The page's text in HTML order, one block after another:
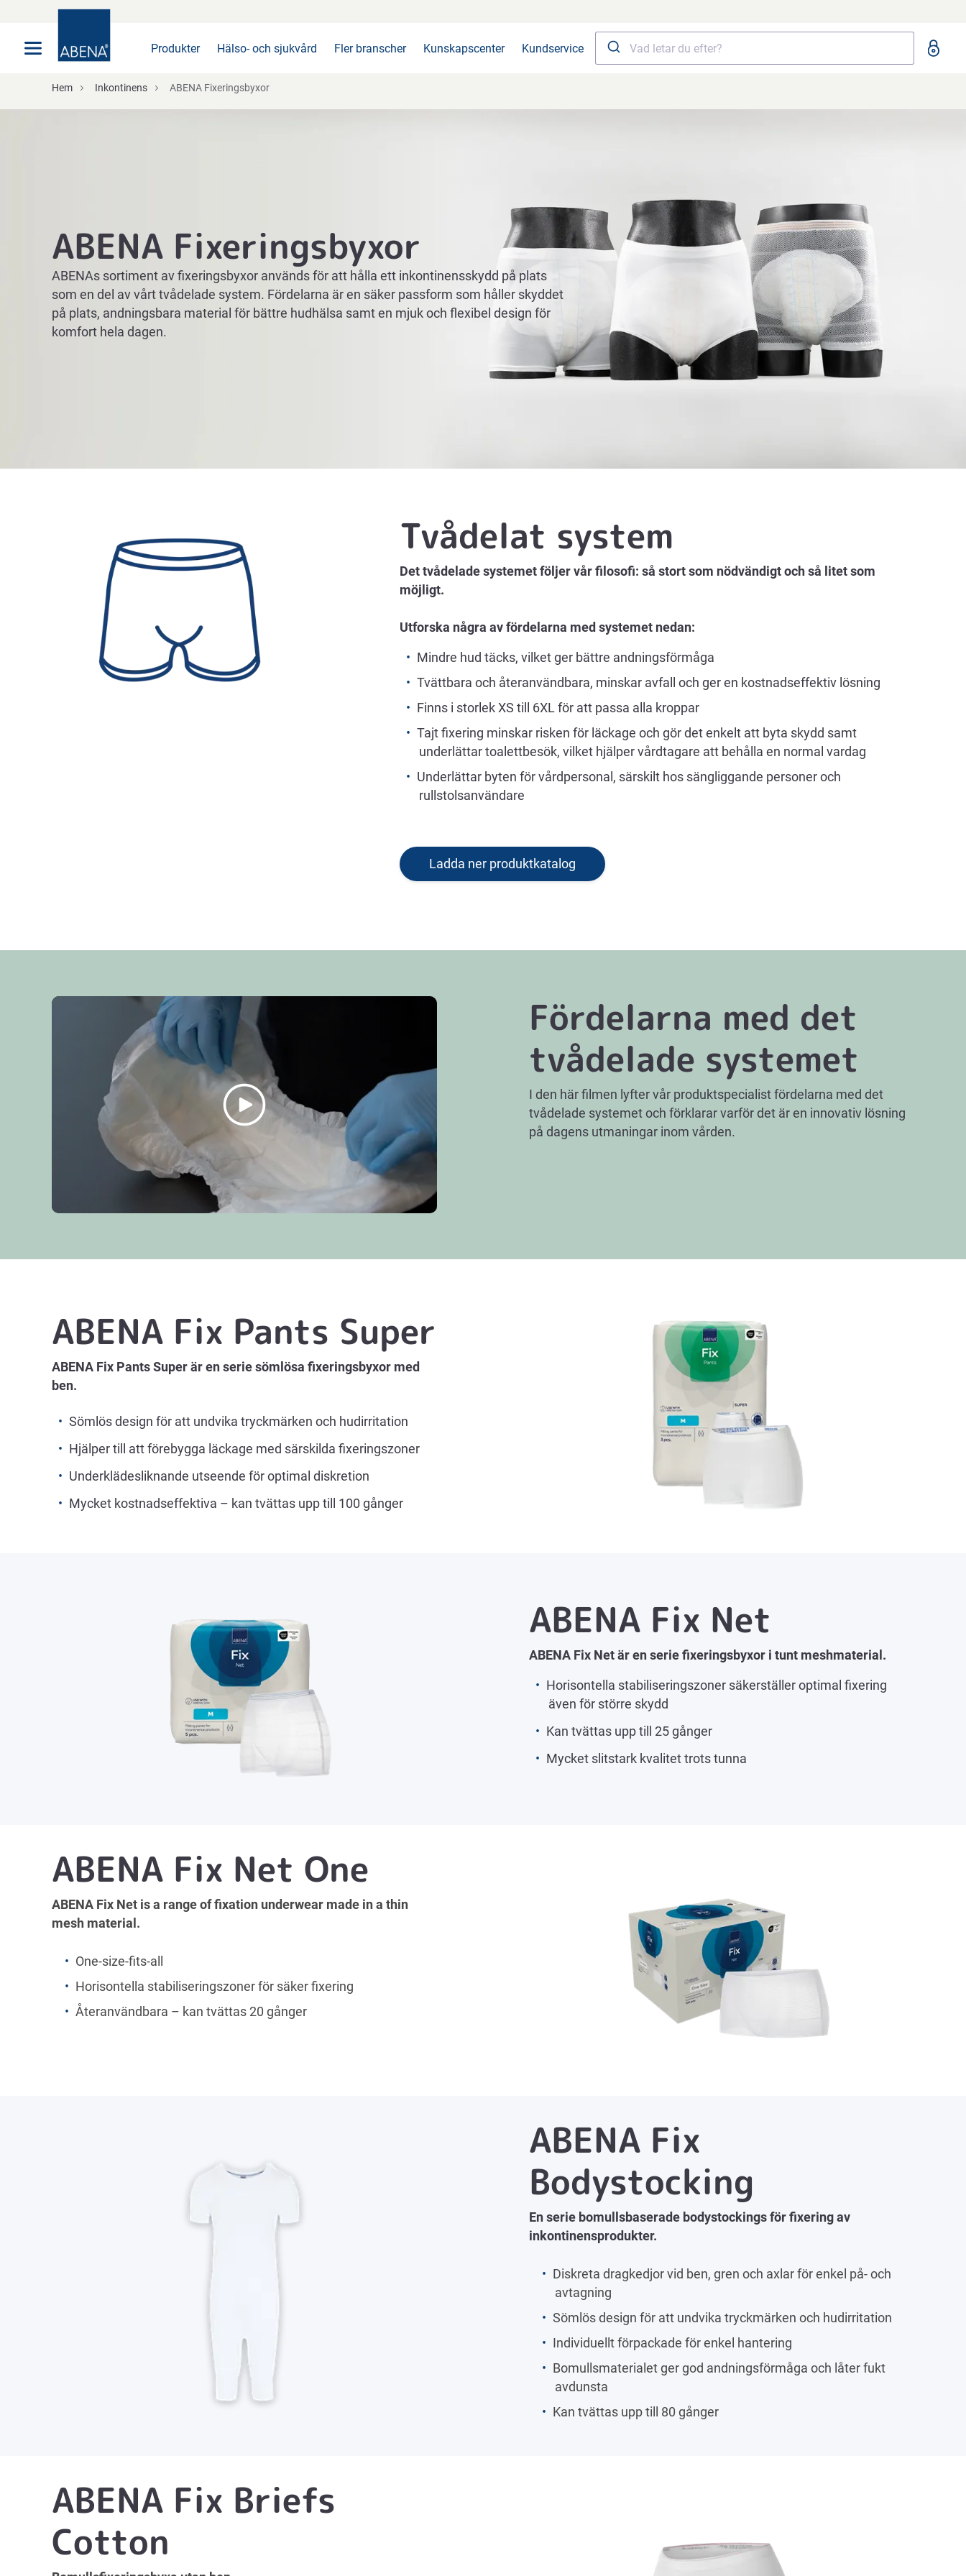
Produkter Hälso- och sjukvård Fler branscher Kunskapscenter Kundservice
Hem Inkontinens ABENA Fixeringsbyxor
ABENA Fixeringsbyxor
ABENAs sortiment av fixeringsbyxor används för att hålla ett inkontinensskydd på plats
som en del av vårt tvådelade system. Fördelarna är en säker passform som håller skyddet
på plats, andningsbara material för bättre hudhälsa samt en mjuk och flexibel design för
komfort hela dagen.
Tvådelat system
Det tvådelade systemet följer vår filosofi: så stort som nödvändigt och så litet som
möjligt.
Utforska några av fördelarna med systemet nedan:
Mindre hud täcks, vilket ger bättre andningsförmåga
Tvättbara och återanvändbara, minskar avfall och ger en kostnadseffektiv lösning
Finns i storlek XS till 6XL för att passa alla kroppar
Tajt fixering minskar risken för läckage och gör det enkelt att byta skydd samt
underlättar toalettbesök, vilket hjälper vårdtagare att behålla en normal vardag
Underlättar byten för vårdpersonal, särskilt hos sängliggande personer och
rullstolsanvändare
Ladda ner produktkatalog
Fördelarna med det
tvådelade systemet
I den här filmen lyfter vår produktspecialist fördelarna med det
tvådelade systemet och förklarar varför det är en innovativ lösning
på dagens utmaningar inom vården.
ABENA Fix Pants Super
ABENA Fix Pants Super är en serie sömlösa fixeringsbyxor med
ben.
Sömlös design för att undvika tryckmärken och hudirritation
Hjälper till att förebygga läckage med särskilda fixeringszoner
Underklädesliknande utseende för optimal diskretion
Mycket kostnadseffektiva – kan tvättas upp till 100 gånger
ABENA Fix Net
ABENA Fix Net är en serie fixeringsbyxor i tunt meshmaterial.
Horisontella stabiliseringszoner säkerställer optimal fixering
även för större skydd
Kan tvättas upp till 25 gånger
Mycket slitstark kvalitet trots tunna
ABENA Fix Net One
ABENA Fix Net is a range of fixation underwear made in a thin
mesh material.
One-size-fits-all
Horisontella stabiliseringszoner för säker fixering
Återanvändbara – kan tvättas 20 gånger
ABENA Fix
Bodystocking
En serie bomullsbaserade bodystockings för fixering av
inkontinensprodukter.
Diskreta dragkedjor vid ben, gren och axlar för enkel på- och
avtagning
Sömlös design för att undvika tryckmärken och hudirritation
Individuellt förpackade för enkel hantering
Bomullsmaterialet ger god andningsförmåga och låter fukt
avdunsta
Kan tvättas upp till 80 gånger
ABENA Fix Briefs
Cotton